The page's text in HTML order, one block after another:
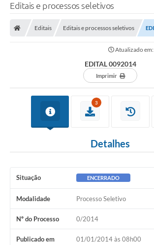
Editais e processos seletivos
Editais Editais e processos seletivos
Atualizado
EDITAL 0092014
Imprimir
3
Detalhes
Situação ENCERRADO
Modalidade Processo Seletivo
Nº do Processo 0/2014
Publicado em 01/01/2014 às 08h00